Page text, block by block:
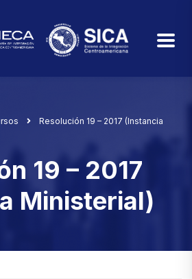
Resolución 19 – 2017 (Instancia
19 – 2017
Ministerial)